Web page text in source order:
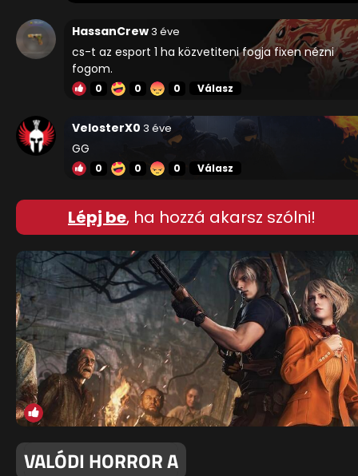
HassanCrew3 éve
cs-t az esport 1 ha közvetiteni fogja fixen nézni
fogom.
0 0 0 Válasz
VelosterX0 3 éve
GG
0 0 0 Válasz
Lépj be, ha hozzá akarsz szólni!
VALÓDI HORROR A